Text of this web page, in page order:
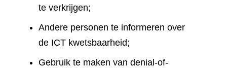
te verkrijgen;
Andere personen te informeren over
de ICT kwetsbaarheid;
Gebruik te maken van denial-of-